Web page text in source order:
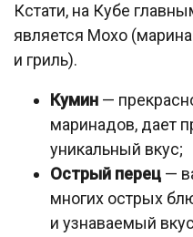
Кстати, на Кубе
является Мохо
и гриль).
Кумин —
маринадов, дает
уникальный вкус;
Острый перец —
многих острых
и узнаваемый